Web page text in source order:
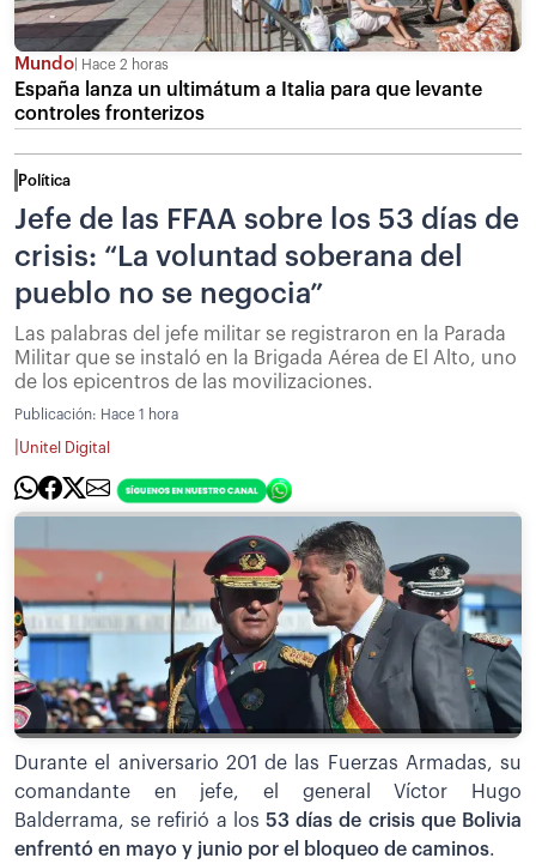
Mundo Hace 2 horas
España lanza un ultimátum a Italia para que levante
controles fronterizos
Política
Jefe de las FFAA sobre los 53 días de
crisis: “La voluntad soberana del
pueblo no se negocia”
Las palabras del jefe militar se registraron en la Parada
Militar que se instaló en la Brigada Aérea de El Alto, uno
de los epicentros de las movilizaciones.
Publicación: Hace 1 hora
Unitel Digital
Durante el aniversario 201 de las Fuerzas Armadas, su
comandante en jefe, el general Víctor Hugo
Balderrama, se refirió a los 53 días de crisis que Bolivia
enfrentó en mayo y junio por el bloqueo de caminos.